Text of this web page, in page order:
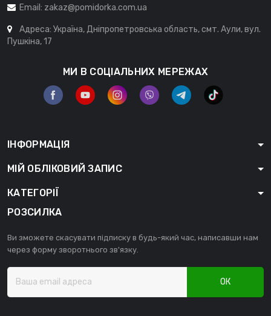
Email: zakaz@pomidorka.com.ua
Адреса: Україна, Дніпропетровська область, смт. Аули, вул.
Пушкіна, 17
МИ В СОЦІАЛЬНИХ МЕРЕЖАХ
ІНФОРМАЦІЯ
МІЙ ОБЛІКОВИЙ ЗАПИС
КАТЕГОРІЇ
РОЗСИЛКА
Ви зможете скасувати підписку в будь-який час, написавши нам
через форму зворотнього зв'язку.
ОК